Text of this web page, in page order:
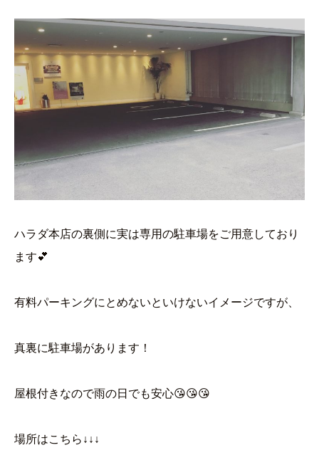
ハラダ本店の裏側に実は専用の駐車場をご用意しており
ます💕
有料パーキングにとめないといけないイメージですが、
真裏に駐車場があります！
屋根付きなので雨の日でも安心😘😘😘
場所はこちら↓↓↓